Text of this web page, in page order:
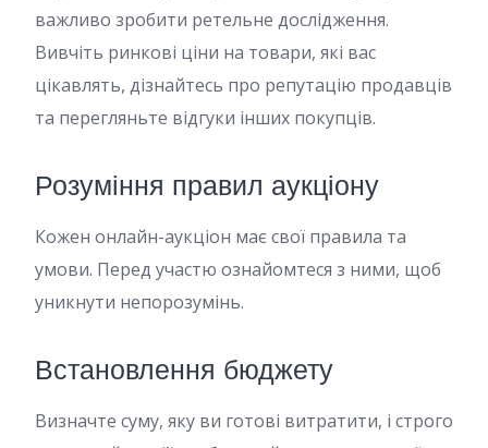
важливо зробити ретельне дослідження.
Вивчіть ринкові ціни на товари, які вас
цікавлять, дізнайтесь про репутацію продавців
та перегляньте відгуки інших покупців.
Розуміння правил аукціону
Кожен онлайн-аукціон має свої правила та
умови. Перед участю ознайомтеся з ними, щоб
уникнути непорозумінь.
Встановлення бюджету
Визначте суму, яку ви готові витратити, і строго